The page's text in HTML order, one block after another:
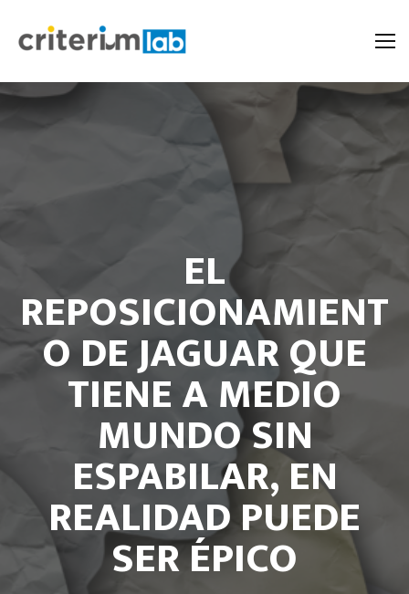
EL
REPOSICIONAMIENT
O DE JAGUAR QUE
TIENE A MEDIO
MUNDO SIN
ESPABILAR, EN
REALIDAD PUEDE
SER ÉPICO